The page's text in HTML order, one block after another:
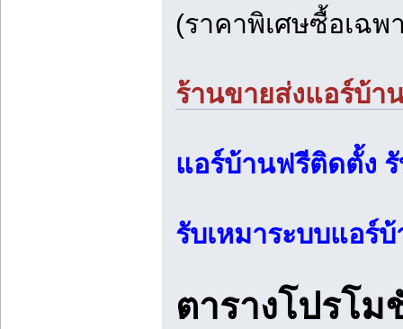
(ราคาพิเศษซื้อเฉพ
ร้านขายส่งแอร์บ้า
แอร์บ้านฟรีติดตั้ง
รับเหมาระบบแอร์
ตารางโปรโ